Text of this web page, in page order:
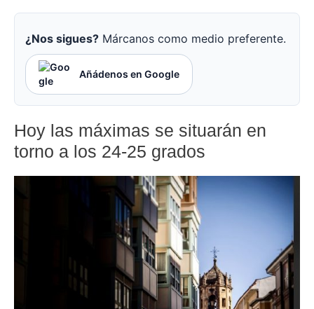
¿Nos sigues? Márcanos como medio preferente.
Añádenos en Google
Hoy las máximas se situarán en
torno a los 24-25 grados